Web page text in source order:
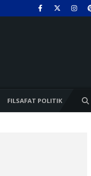
FILSAFAT POLITIK